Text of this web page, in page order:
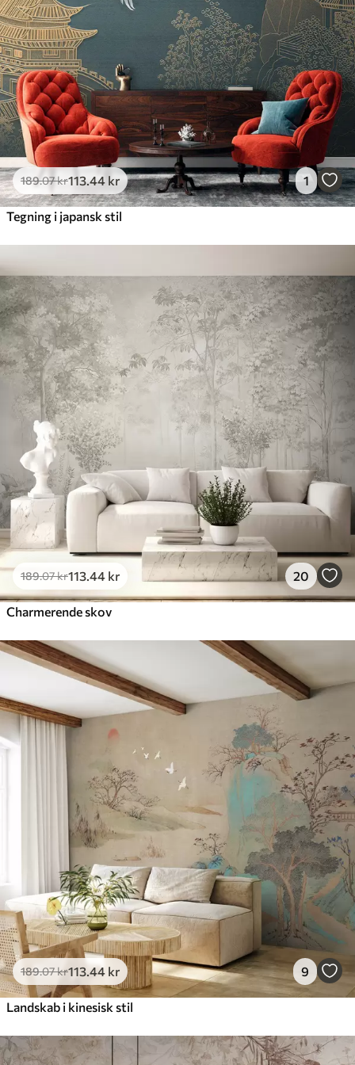
Premium
448.33269.00
Premium vinyl
516.67310.00kr/m²
Peel and Stick
666 400.00kr/m²
189.07kr113.44 kr 1
Tegning i japansk stil
189.07kr113 .44 kr 20
Charmerende skov
189.07kr113.44 kr 9
Landskab i kinesisk stil